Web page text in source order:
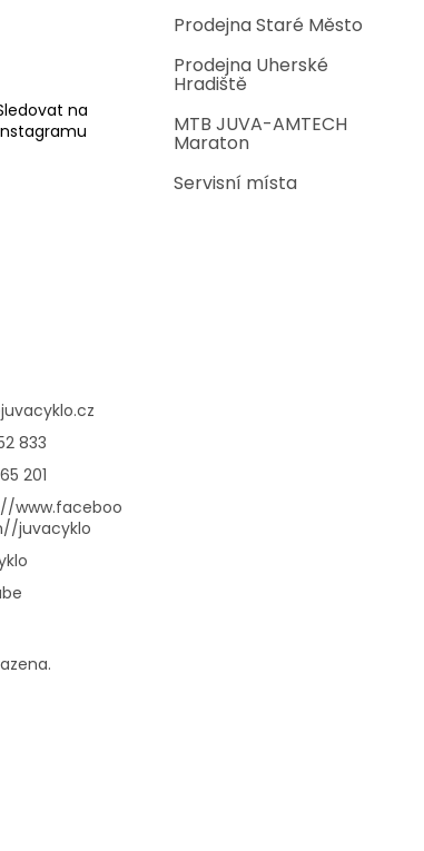
na
Prodejna Staré Město
Prodejna Uherské
Hradiště
MTB JUVA-AMTECH
Maraton
Servisní místa
juvacyklo.cz
833
201
www.faceboo
juvacyklo